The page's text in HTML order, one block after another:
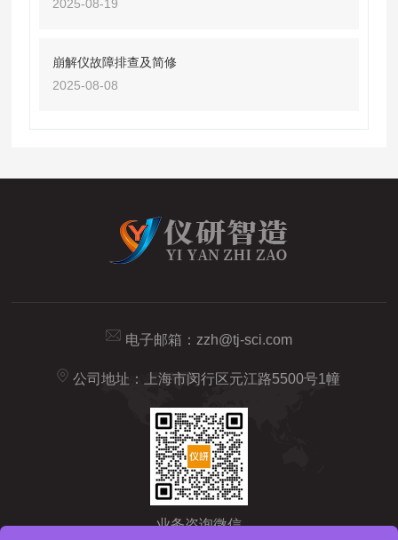
2025-08-19
崩解仪故障排查及简修
2025-08-08
电子邮箱： zzh@tj-sci.com
公司地址：上海市闵行区元江路5500号1幢
业务咨询微信